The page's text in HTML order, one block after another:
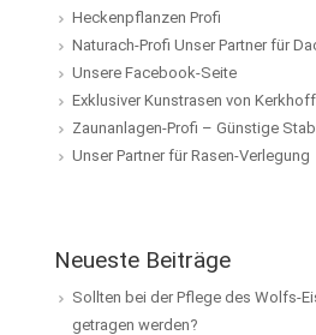
Heckenpflanzen Profi
Naturach-Profi Unser Partner für
Unsere Facebook-Seite
Exklusiver Kunstrasen von
Zaunanlagen-Profi – Günstige
Unser Partner für Rasen-Verlegung
Neueste Beiträge
Sollten bei der Pflege des Wolfs-
getragen werden?